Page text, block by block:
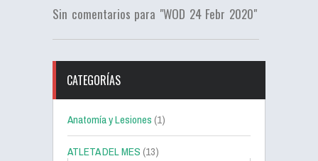
Sin comentarios para "WOD 24 Febr 2020"
CATEGORÍAS
Anatomía y Lesiones(1)
ATLETA DEL MES(13)